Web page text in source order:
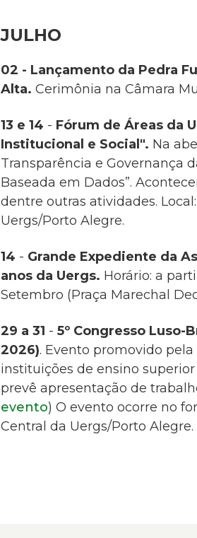
JULHO
02 - Lançamento da Pedra
Alta. Cerimônia na Câmara
13 e 14 - Fórum de Áreas da
Institucional e Social". Na
Transparência e Governança
Baseada em Dados”.
dentre outras atividades.
Uergs/Porto Alegre.
14 - Grande Expediente da
anos da Uergs. Horário: a
Setembro (Praça Marechal
29 a 31 - 5º Congresso Luso-
2026). Evento promovido
instituições de ensino
prevê apresentação de
evento) O evento ocorre no
Central da Uergs/Porto Alegre.